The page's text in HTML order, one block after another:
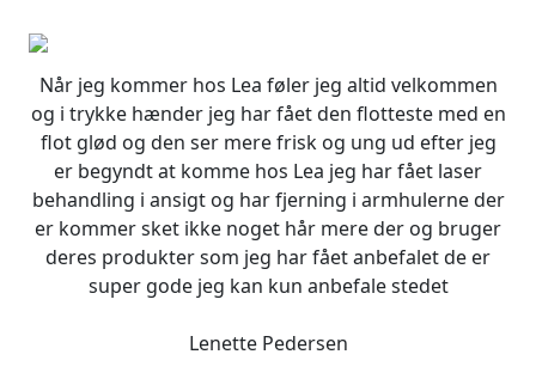
Når jeg kommer hos Lea føler jeg altid velkommen
og i trykke hænder jeg har fået den flotteste med en
flot glød og den ser mere frisk og ung ud efter jeg
er begyndt at komme hos Lea jeg har fået laser
behandling i ansigt og har fjerning i armhulerne der
er kommer sket ikke noget hår mere der og bruger
deres produkter som jeg har fået anbefalet de er
super gode jeg kan kun anbefale stedet
Lenette Pedersen